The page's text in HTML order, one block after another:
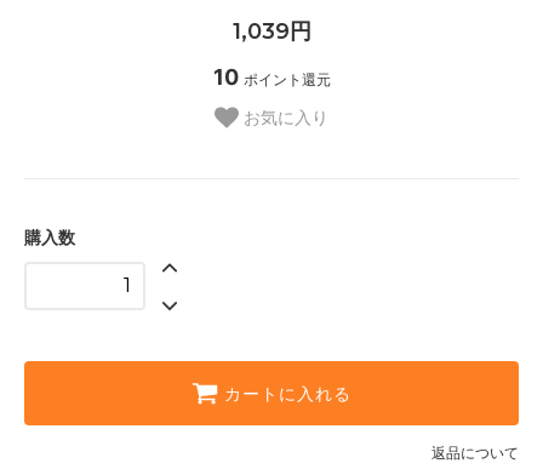
1,039円
10 ポイント還元
お気に入り
購入数
カートに入れる
返品について